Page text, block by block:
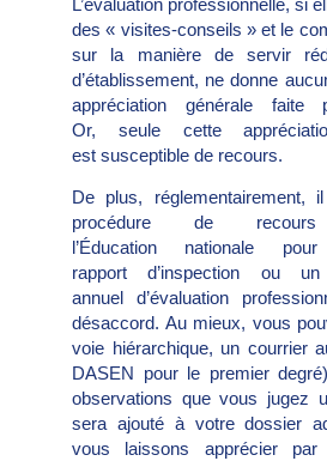
des « visites-conseils » et le
sur la manière de servir
d’établissement, ne donne
appréciation générale faite
Or, seule cette
est susceptible de recours.
De plus, réglementairement,
procédure de
l’Éducation nationale
rapport d’inspection ou
annuel d’évaluation
désaccord. Au mieux, vous
voie hiérarchique, un courrier
DASEN pour le premier
observations que vous jugez
sera ajouté à votre dossier
vous laissons apprécier par